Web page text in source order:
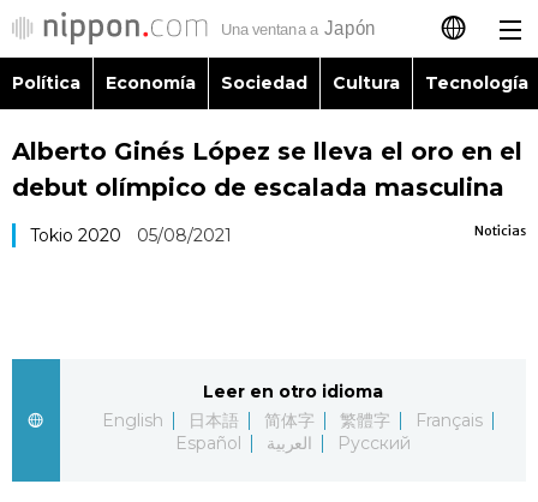
日本語
English
العربية
Русский
Política
Sociedad
Cultura
Política Economía Sociedad Cultura Tecnología
Alberto Ginés López se lleva el oro en el
debut olímpico de escalada masculina
Noticias
Tokio 2020 05/08/2021
Leer en otro idioma
English
日本語 简体字 繁體字
Français
Español
العربية Русский